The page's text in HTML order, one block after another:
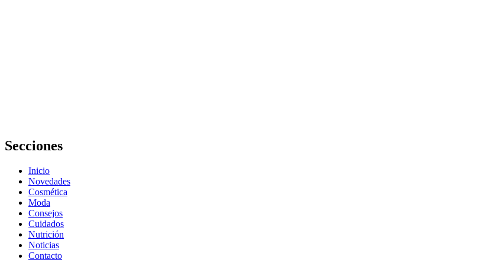
Secciones
Inicio
Novedades
Cosmética
Moda
Consejos
Cuidados
Nutrición
Noticias
Contacto